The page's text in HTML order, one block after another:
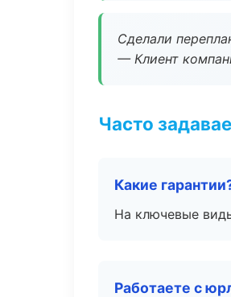
Сделали
— Клиент
Часто
Какие
На ключевые
Работаете с